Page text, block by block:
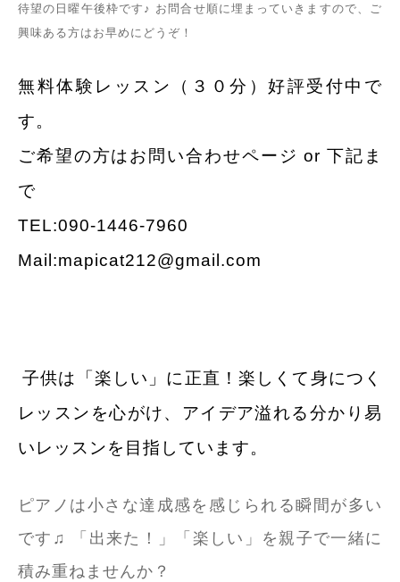
待望の日曜午後枠です♪ お問合せ順に埋まっていきますので、ご
興味ある方はお早めにどうぞ！
無料体験レッスン（３０分）好評受付中で
す。
ご希望の方はお問い合わせページ or 下記ま
で
TEL:090-1446-7960
Mail:mapicat212@gmail.com
子供は「楽しい」に正直！ 楽しくて身につく
レッスンを心がけ、
アイデア溢れる分かり易
い レッスンを目指しています。
ピアノは小さな達成感を感じられる瞬間が多い
です♫ 「出来た！」「楽しい」 を親子で一緒に
積み重ねませんか？